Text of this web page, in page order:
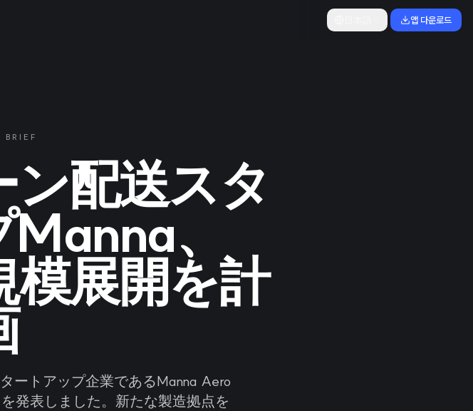
앱 다운로드
BRIEF
ン配送スタ
、
模展開を計
ートアップ企業であるManna Aero
発表しました。新たな製造拠点を